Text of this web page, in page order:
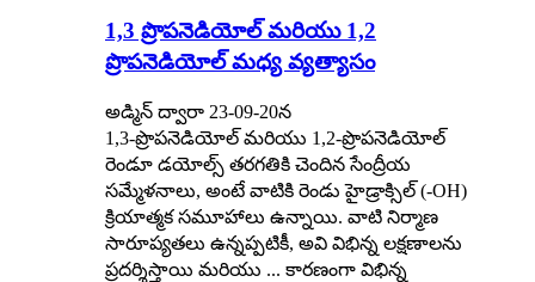
1,3 ప్రొపనెడియోల్ మరియు 1,2
ప్రొపనెడియోల్ మధ్య వ్యత్యాసం
అడ్మిన్ ద్వారా 23-09-20న
1,3-ప్రొపనెడియోల్ మరియు 1,2-ప్రొపనెడియోల్
రెండూ డయోల్స్ తరగతికి చెందిన సేంద్రీయ
సమ్మేళనాలు, అంటే వాటికి రెండు హైడ్రాక్సిల్ (-OH)
క్రియాత్మక సమూహాలు ఉన్నాయి. వాటి నిర్మాణ
సారూప్యతలు ఉన్నప్పటికీ, అవి విభిన్న లక్షణాలను
ప్రదర్శిస్తాయి మరియు ... కారణంగా విభిన్న